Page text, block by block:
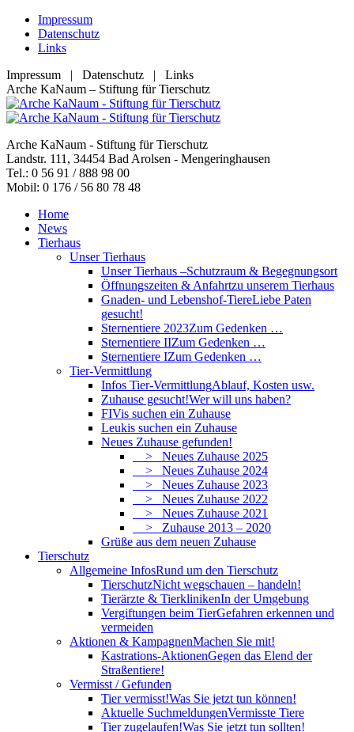
Zum
Inhalt
springen
Impressum
Datenschutz
Links
Impressum | Datenschutz | Links
Facebook
page
opens
new
window
YouTube
page
opens
new
window
RSS
page
opens
new
window
E-
Mail
page
in
new
window
Arche KaNaum – Stiftung für Tierschutz
Arche KaNaum - Stiftung für Tierschutz
Landstr. 111, 34454 Bad Arolsen - Mengeringhausen
Tel.: 0 56 91 / 888 98 00
Mobil: 0 176 / 56 80 78 48
Home
News
Tierhaus
Unser Tierhaus
Unser Tierhaus –Schutzraum & Begegnungsort
Öffnungszeiten & Anfahrtzu unserem Tierhaus
Gnaden- und Lebenshof-TiereLiebe Paten
gesucht!
Sternentiere 2023Zum Gedenken …
Sternentiere IIZum Gedenken …
Sternentiere IZum Gedenken …
Tier-Vermittlung
Infos Tier-VermittlungAblauf, Kosten usw.
Zuhause gesucht!Wer will uns haben?
FIVis suchen ein Zuhause
Leukis suchen ein Zuhause
Neues Zuhause gefunden!
> Neues Zuhause 2025
> Neues Zuhause 2024
> Neues Zuhause 2023
> Neues Zuhause 2022
> Neues Zuhause 2021
> Zuhause 2013 – 2020
Grüße aus dem neuen Zuhause
Tierschutz
Allgemeine InfosRund um den Tierschutz
TierschutzNicht wegschauen – handeln!
Tierärzte & TierklinikenIn der Umgebung
Vergiftungen beim TierGefahren erkennen und
vermeiden
Aktionen & KampagnenMachen Sie mit!
Kastrations-AktionenGegen das Elend der
Straßentiere!
Vermisst / Gefunden
Tier vermisst!Was Sie jetzt tun können!
Aktuelle SuchmeldungenVermisste Tiere
Tier zugelaufen!Was Sie jetzt tun sollten!